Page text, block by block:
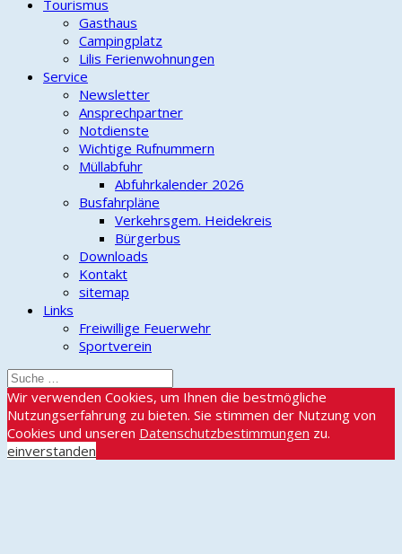
Tourismus
Gasthaus
Campingplatz
Lilis Ferienwohnungen
Service
Newsletter
Ansprechpartner
Notdienste
Wichtige Rufnummern
Müllabfuhr
Abfuhrkalender 2026
Busfahrpläne
Verkehrsgem. Heidekreis
Bürgerbus
Downloads
Kontakt
sitemap
Links
Freiwillige Feuerwehr
Sportverein
Wir verwenden Cookies, um Ihnen die bestmögliche
Nutzungserfahrung zu bieten. Sie stimmen der Nutzung von
Cookies und unseren Datenschutzbestimmungen zu.
einverstanden